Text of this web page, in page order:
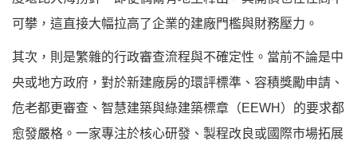
可攀，這直接大幅拉高了企業的建廠門檻與財務壓力。
其次，則是繁雜的行政審查流程與不確定性。當前不論是中
央或地方政府，對於新建廠房的環評標準、容積獎勵申請、
危老都更審查、智慧建築與綠建築標章（EEWH）的要求都
愈發嚴格。一家專注於核心研發、製程改良或國際市場拓展